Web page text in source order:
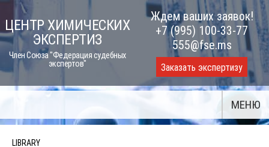
Skip
to
content
ЦЕНТР ХИМИЧЕСКИХ
ЭКСПЕРТИЗ
Член Союза "Федерация судебных
экспертов"
Ждем ваших заявок!
+7 (995) 100-33-77
555@fse.ms
Заказать экспертизу
МЕНЮ
LIBRARY